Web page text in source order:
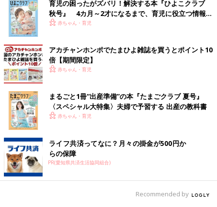
育児の困ったがズバリ！解決する本『ひよこクラブ
秋号』 4カ月～2才になるまで、育児に役立つ情報が
いっぱい！
赤ちゃん・育児
アカチャンホンポでたまひよ雑誌を買うとポイント10
倍【期間限定】
赤ちゃん・育児
まるごと1冊“出産準備”の本『たまごクラブ 夏号』
〈スペシャル大特集〉夫婦で予習する 出産の教科書
赤ちゃん・育児
ライフ共済ってなに？月々の掛金が500円か
らの保障
PR(愛知県共済生活協同組合)
Recommended by